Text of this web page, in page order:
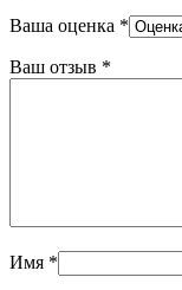
Ваша оценка *
Ваш отзыв *
Имя *